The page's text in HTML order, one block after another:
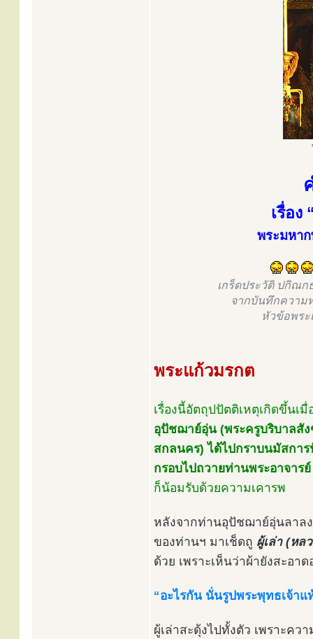
เรื่อง
พระมหา
เกร็ดประวัติ ปกิณก
จากบันทึกความ
หัวข้อพระ
พระแก้วมรกต
เรื่องนี้อัตถุปปัตติเหตุเกิดขึ้นเมื่
อุปัชฌาย์อุ่น (พระครูบริบาลสั
สกลนคร) ได้ไปกราบนมัสกา
กรอบไปถวายท่านพระอาจารย์
ก็น้อมรับด้วยความเคารพ
หลังจากท่านอุปัชฌาย์อุ่นลาล
ของท่านฯ มาเช็ดถู ผู้เล่า (หล
ด้วย เพราะเห็นว่าผ้ายังสะอา
“อะไรกัน นั่นรูปพระพุทธเจ้าแ
ผู้เล่าสะดุ้งไปทั้งตัว เพราะค